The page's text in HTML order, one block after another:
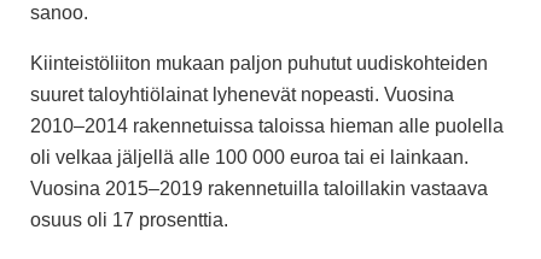
sanoo.
Kiinteistöliiton mukaan paljon puhutut uudiskohteiden
suuret taloyhtiölainat lyhenevät nopeasti. Vuosina
2010–2014 rakennetuissa taloissa hieman alle puolella
oli velkaa jäljellä alle 100 000 euroa tai ei lainkaan.
Vuosina 2015–2019 rakennetuilla taloillakin vastaava
osuus oli 17 prosenttia.